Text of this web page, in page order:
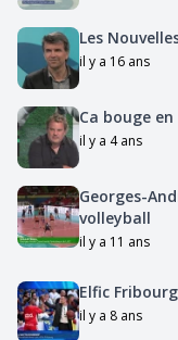
Les
il y a 16 ans
Ca bouge
il y a 4 ans
Georges-
volleyball
il y a 11 ans
Elfic
il y a 8 ans